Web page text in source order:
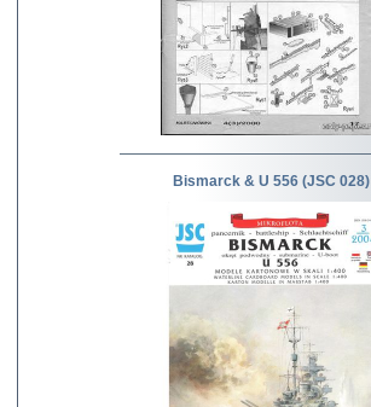
Bismarck & U 556 (JSC 028)